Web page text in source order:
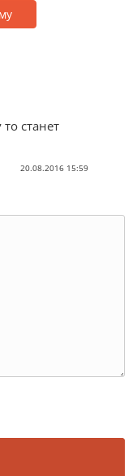
станет
20.08.2016 15:59